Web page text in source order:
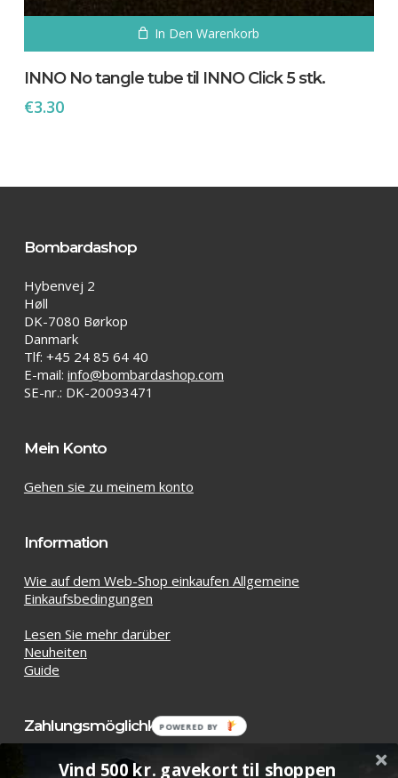
In Den Warenkorb
INNO No tangle tube til INNO Click 5 stk.
€3.30
Bombardashop
Hybenvej 2
Høll
DK-7080 Børkop
Danmark
Tlf: +45 24 85 64 40
E-mail: info@bombardashop.com
SE-nr.: DK-20093471
Mein Konto
Gehen sie zu meinem konto
Information
Wie auf dem Web-Shop einkaufen Allgemeine
Einkaufsbedingungen
Lesen Sie mehr darüber
Neuheiten
Guide
Zahlungsmöglichkeiten
Vind 500 kr. gavekort til shoppen
POWERED BY